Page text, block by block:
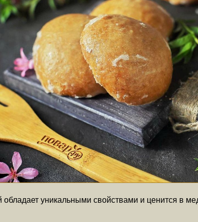
уникальными свойствами и ценится в